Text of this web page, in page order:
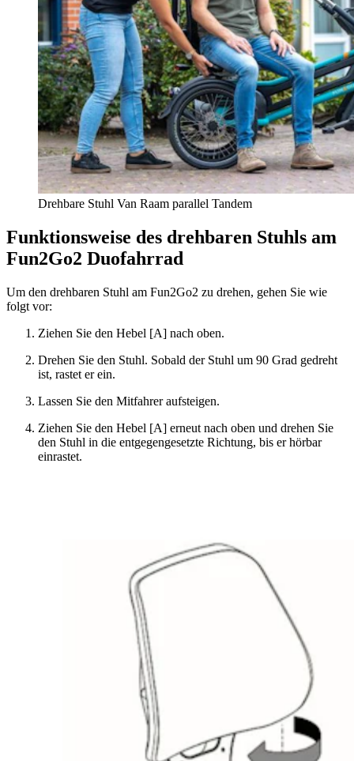
Drehbare Stuhl Van Raam parallel Tandem
Funktionsweise des drehbaren Stuhls am
Fun2Go2 Duofahrrad
Um den drehbaren Stuhl am Fun2Go2 zu drehen, gehen Sie wie
folgt vor:
Ziehen Sie den Hebel [A] nach oben.
Drehen Sie den Stuhl. Sobald der Stuhl um 90 Grad gedreht
ist, rastet er ein.
Lassen Sie den Mitfahrer aufsteigen.
Ziehen Sie den Hebel [A] erneut nach oben und drehen Sie
den Stuhl in die entgegengesetzte Richtung, bis er hörbar
einrastet.